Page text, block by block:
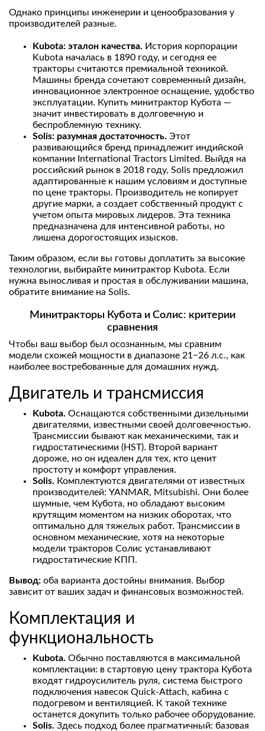
Однако принципы инженерии и ценообразования у
производителей разные.
Kubota: эталон качества. История корпорации
Kubota началась в 1890 году, и сегодня ее
тракторы считаются премиальной техникой.
Машины бренда сочетают современный дизайн,
инновационное электронное оснащение, удобство
эксплуатации. Купить минитрактор Кубота —
значит инвестировать в долговечную и
беспроблемную технику.
Solis: разумная достаточность. Этот
развивающийся бренд принадлежит индийской
компании International Tractors Limited. Выйдя на
российский рынок в 2018 году, Solis предложил
адаптированные к нашим условиям и доступные
по цене тракторы. Производитель не копирует
другие марки, а создает собственный продукт с
учетом опыта мировых лидеров. Эта техника
предназначена для интенсивной работы, но
лишена дорогостоящих изысков.
Таким образом, если вы готовы доплатить за высокие
технологии, выбирайте минитрактор Kubota. Если
нужна выносливая и простая в обслуживании машина,
обратите внимание на Solis.
Минитракторы Кубота и Солис: критерии
сравнения
Чтобы ваш выбор был осознанным, мы сравним
модели схожей мощности в диапазоне 21−26 л.с., как
наиболее востребованные для домашних нужд.
Двигатель и трансмиссия
Kubota. Оснащаются собственными дизельными
двигателями, известными своей долговечностью.
Трансмиссии бывают как механическими, так и
гидростатическими (HST). Второй вариант
дороже, но он идеален для тех, кто ценит
простоту и комфорт управления.
Solis. Комплектуются двигателями от известных
производителей: YANMAR, Mitsubishi. Они более
шумные, чем Кубота, но обладают высоким
крутящим моментом на низких оборотах, что
оптимально для тяжелых работ. Трансмиссии в
основном механические, хотя на некоторые
модели тракторов Солис устанавливают
гидростатические КПП.
Вывод: оба варианта достойны внимания. Выбор
зависит от ваших задач и финансовых возможностей.
Комплектация и
функциональность
Kubota. Обычно поставляются в максимальной
комплектации: в стартовую цену трактора Кубота
входят гидроусилитель руля, система быстрого
подключения навесок Quick-Attach, кабина с
подогревом и вентиляцией. К такой технике
останется докупить только рабочее оборудование.
Solis. Здесь подход более прагматичный: базовая